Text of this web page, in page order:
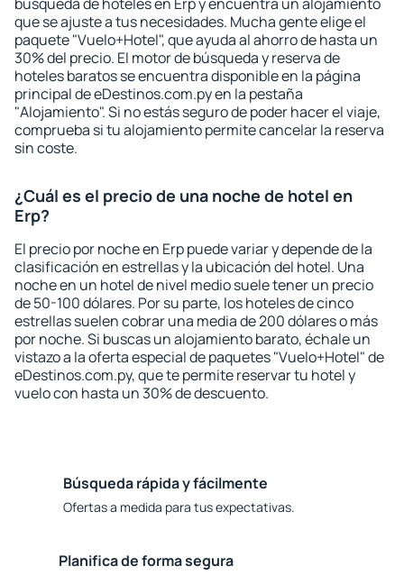
que se ajuste a tus necesidades. Mucha gente elige el
paquete "Vuelo+Hotel", que ayuda al ahorro de hasta un
30% del precio. El motor de búsqueda y reserva de
hoteles baratos se encuentra disponible en la página
principal de eDestinos.com.py en la pestaña
"Alojamiento". Si no estás seguro de poder hacer el viaje,
comprueba si tu alojamiento permite cancelar la reserva
sin coste.
¿Cuál es el precio de una noche de hotel en
Erp?
El precio por noche en Erp puede variar y depende de la
clasificación en estrellas y la ubicación del hotel. Una
noche en un hotel de nivel medio suele tener un precio
de 50-100 dólares. Por su parte, los hoteles de cinco
estrellas suelen cobrar una media de 200 dólares o más
por noche. Si buscas un alojamiento barato, échale un
vistazo a la oferta especial de paquetes "Vuelo+Hotel" de
eDestinos.com.py, que te permite reservar tu hotel y
vuelo con hasta un 30% de descuento.
Búsqueda rápida y fácilmente
Ofertas a medida para tus expectativas.
Planifica de forma segura